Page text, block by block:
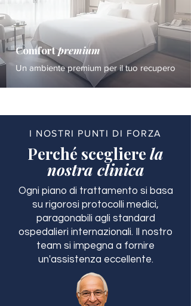
Comfortpremium
Un ambiente premium per il tuo recupero
I NOSTRI PUNTI DI FORZA
Perché scegliere la
nostra clinica
Ogni piano di trattamento si basa
su rigorosi protocolli medici,
paragonabili agli standard
ospedalieri internazionali. Il nostro
team si impegna a fornire
un'assistenza eccellente.